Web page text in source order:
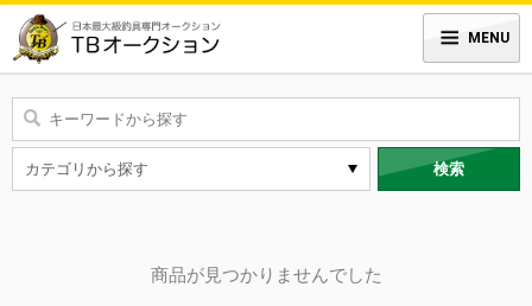
MENU
検索
商品が見つかりませんでした